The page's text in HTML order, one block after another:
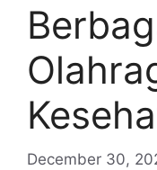
December 30,